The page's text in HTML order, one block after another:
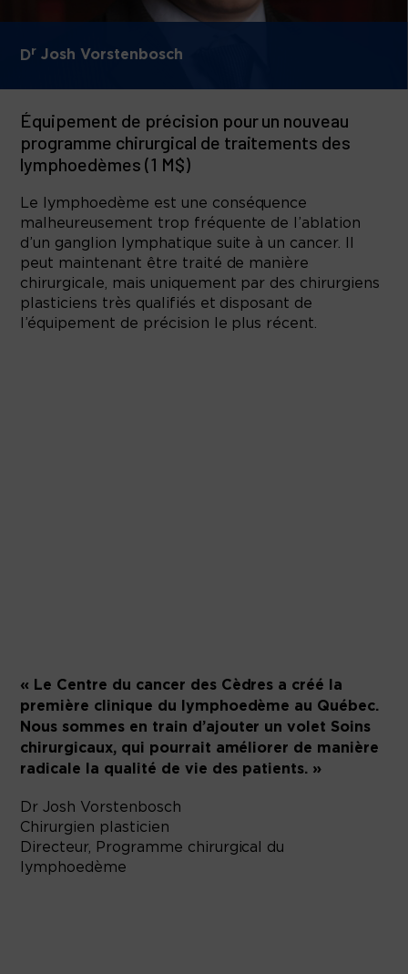
Dr Josh Vorstenbosch
Équipement de précision pour un nouveau
programme chirurgical de traitements des
lymphoedèmes (1 M$)
Le lymphoedème est une conséquence
malheureusement trop fréquente de l’ablation
d’un ganglion lymphatique suite à un cancer. Il
peut maintenant être traité de manière
chirurgicale, mais uniquement par des chirurgiens
plasticiens très qualifiés et disposant de
l’équipement de précision le plus récent.
« Le Centre du cancer des Cèdres a créé la
première clinique du lymphoedème au Québec.
Nous sommes en train d’ajouter un volet Soins
chirurgicaux, qui pourrait améliorer de manière
radicale la qualité de vie des patients. »
Dr Josh Vorstenbosch
Chirurgien plasticien
Directeur, Programme chirurgical du
lymphoedème